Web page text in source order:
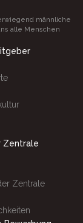
männliche
alle Menschen
Zentrale
Zentrale